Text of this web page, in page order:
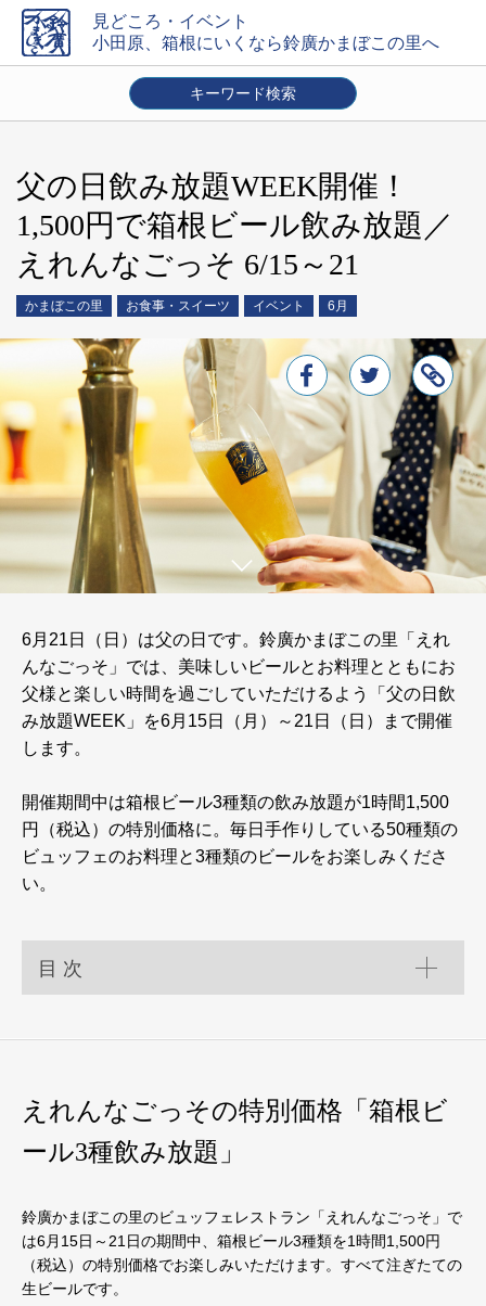
見どころ・イベント
小田原、箱根にいくなら鈴廣かまぼこの里へ
キーワード検索
エリアを選ぶ
時期
通年 1月 2月 3月 4月 5月 6月 7月
8月
9月
10月 11月
内容
キャンペーン
店舗トピック 交通案内 クーポン
絞り込み
父の日飲み放題WEEK開催！
1,500円で箱根ビール飲み放題／
えれんなごっそ 6/15～21
かまぼこの里 お食事・スイーツ イベント 6月
6月21日（日）は父の日です。鈴廣かまぼこの里「えれ
んなごっそ」では、美味しいビールとお料理とともにお
父様と楽しい時間を過ごしていただけるよう「父の日飲
み放題WEEK」を6月15日（月）～21日（日）まで開催
します。
開催期間中は箱根ビール3種類の飲み放題が1時間1,500
円（税込）の特別価格に。毎日手作りしている50種類の
ビュッフェのお料理と3種類のビールをお楽しみくださ
い。
目 次
えれんなごっその特別価格「箱根ビ
ール3種飲み放題」
鈴廣かまぼこの里のビュッフェレストラン「えれんなごっそ」で
は6月15日～21日の期間中、箱根ビール3種類を1時間1,500円
（税込）の特別価格でお楽しみいただけます。すべて注ぎたての
生ビールです。